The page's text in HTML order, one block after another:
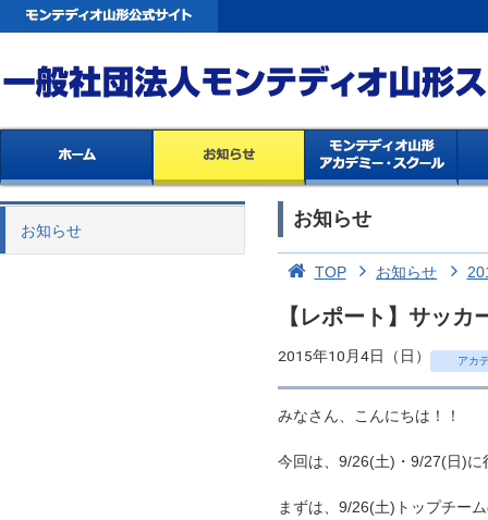
お知らせ
お知らせ
TOP お知らせ
【レポート】サッ
2015年10月4日（日） アカ
みなさん、こんにちは！！
今回は、9/26(土)・9/27(日)に
まずは、9/26(土)トップチー